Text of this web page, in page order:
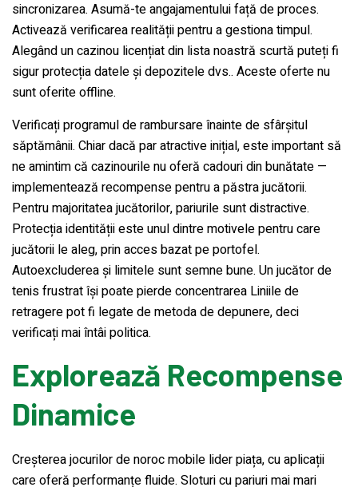
sincronizarea. Asumă-te angajamentului față de proces.
Activează verificarea realității pentru a gestiona timpul.
Alegând un cazinou licențiat din lista noastră scurtă puteți fi
sigur protecția datele și depozitele dvs.. Aceste oferte nu
sunt oferite offline.
Verificați programul de rambursare înainte de sfârșitul
săptămânii. Chiar dacă par atractive inițial, este important să
ne amintim că cazinourile nu oferă cadouri din bunătate —
implementează recompense pentru a păstra jucătorii.
Pentru majoritatea jucătorilor, pariurile sunt distractive.
Protecția identității este unul dintre motivele pentru care
jucătorii le aleg, prin acces bazat pe portofel.
Autoexcluderea și limitele sunt semne bune. Un jucător de
tenis frustrat își poate pierde concentrarea Liniile de
retragere pot fi legate de metoda de depunere, deci
verificați mai întâi politica.
Explorează Recompense
Dinamice
Creșterea jocurilor de noroc mobile lider piața, cu aplicații
care oferă performanțe fluide. Sloturi cu pariuri mai mari